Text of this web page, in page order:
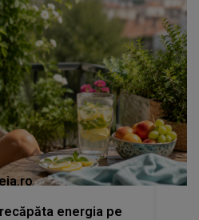
energia pe